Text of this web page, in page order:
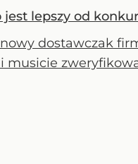
jest lepszy od
dostawczak
musicie